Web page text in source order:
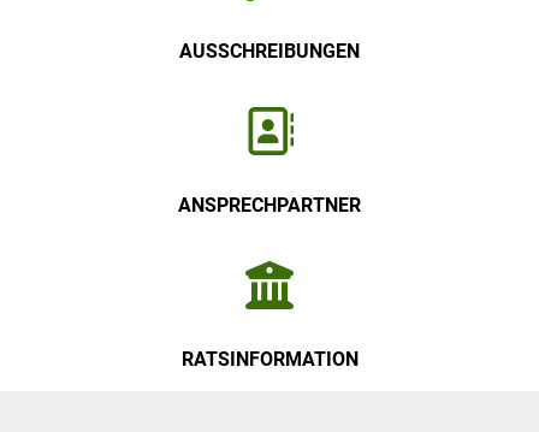
AUSSCHREIBUNGEN
ANSPRECHPARTNER
RATSINFORMATION